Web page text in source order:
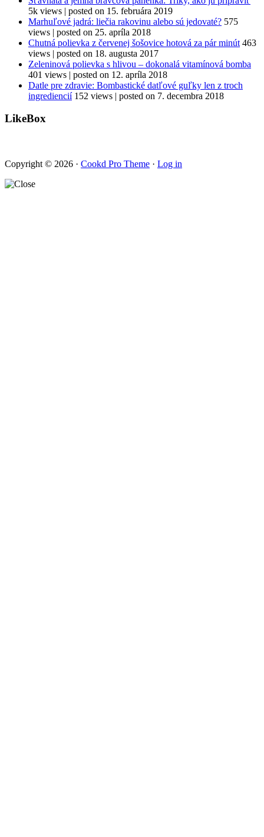
5k views | posted on 15. februára 2019
Marhuľové jadrá: liečia rakovinu alebo sú jedovaté? 575
views | posted on 25. apríla 2018
Chutná polievka z červenej šošovice hotová za pár minút 463
views | posted on 18. augusta 2017
Zeleninová polievka s hlivou – dokonalá vitamínová bomba
401 views | posted on 12. apríla 2018
Datle pre zdravie: Bombastické datľové guľky len z troch
ingrediencií 152 views | posted on 7. decembra 2018
LikeBox
Copyright © 2026 · Cookd Pro Theme · Log in